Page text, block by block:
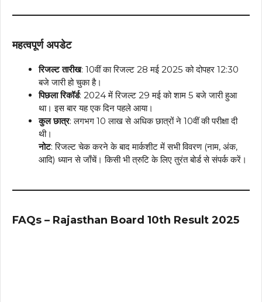
महत्वपूर्ण अपडेट
रिजल्ट तारीख: 10वीं का रिजल्ट 28 मई 2025 को दोपहर 12:30
बजे जारी हो चुका है।
पिछला रिकॉर्ड: 2024 में रिजल्ट 29 मई को शाम 5 बजे जारी हुआ
था। इस बार यह एक दिन पहले आया।
कुल छात्र: लगभग 10 लाख से अधिक छात्रों ने 10वीं की परीक्षा दी
थी।
नोट: रिजल्ट चेक करने के बाद मार्कशीट में सभी विवरण (नाम, अंक,
आदि) ध्यान से जाँचें। किसी भी त्रुटि के लिए तुरंत बोर्ड से संपर्क करें।
FAQs – Rajasthan Board 10th Result 2025